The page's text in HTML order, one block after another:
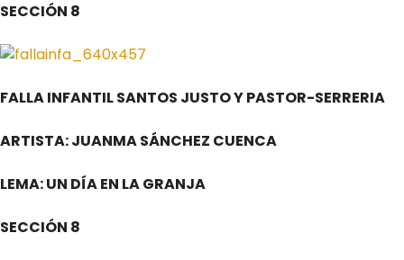
SECCIÓN 8
FALLA INFANTIL SANTOS JUSTO Y PASTOR-SERRERIA
ARTISTA: JUANMA SÁNCHEZ CUENCA
LEMA: UN DÍA EN LA GRANJA
SECCIÓN 8